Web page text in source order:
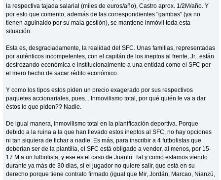
la respectiva tajada salarial (miles de euros/año), Castro aprox. 1/2M/año. Y
por esto que comento, además de las correspondientes "gambas" (ya no
tienen aguinaldo por su mala gestión), se mantiene inmóvil toda esta
situación.
Esta es, desgraciadamente, la realidad del SFC. Unas familias, representadas
por auténticos incompetentes, con el capitán de los ineptos al frente, Jr., están
destrozando económica e institucionalmente a una entidad como el SFC por
el mero hecho de sacar rédito económico.
Y como los tipos estos piden un precio exagerado por sus respectivos
paquetes accionariales, pues... Inmovilismo total, por qué quién le va a dar
éstos lo que piden?? Nadie.
De igual manera, inmovilismo total en la planificación deportiva. Porque
debido a la ruina a la que han llevado estos ineptos al SFC, no hay opciones
ni tan siquiera de fichar a nadie. Es más, para inscribir a 4 futbolistas que
deberían ser de la plantilla, el SFC está obligado a vender, al menos, por 15-
17 M a un futbolista, y ese es el caso de Juanlu. Tal y como estamos viendo
durante ya más de 30 días, si el jugador no quiere salir, que está en su
derecho porque tiene contrato firmado (igual que Mir, Jordán, Marcao, Nianzú,